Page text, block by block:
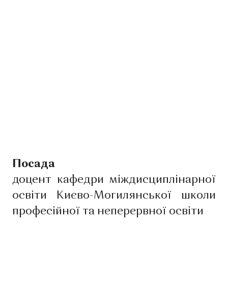
Посада
доцент кафедри міждисциплінарної
освіти Києво-Могилянської школи
професійної та неперервної освіти